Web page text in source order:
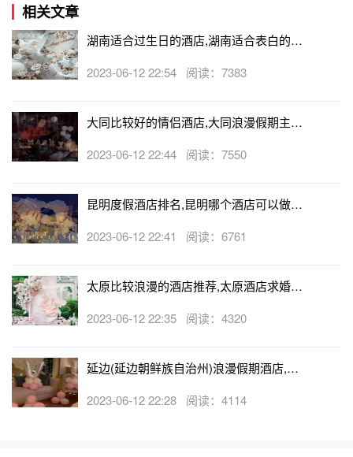
相关文章
湖南适合过生日的酒店,湖南适合表白的酒
2023-06-12 22:54 阅读：7383
大同比较好的情侣酒店,大同浪漫假期主题
2023-06-12 22:44 阅读：7550
昆明度假酒店排名,昆明哪个酒店可以做求
2023-06-12 22:41 阅读：6761
太原比较浪漫的酒店推荐,太原酒店求婚可
2023-06-12 22:35 阅读：4320
延边(延边朝鲜族自治州)浪漫假期酒店,延
2023-06-12 22:28 阅读：4114